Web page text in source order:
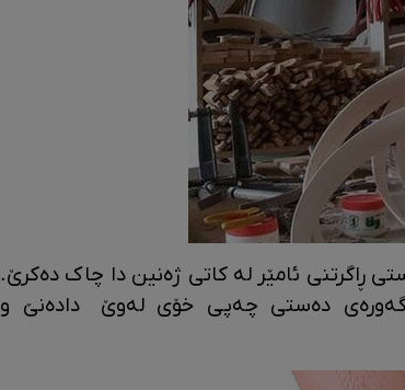
ڕاگرتنی ئامێر لە کاتی ژەنین دا چاک دەکرێ.
گەورەی دەستی چەپی خۆی لەوێ دادەنێ و